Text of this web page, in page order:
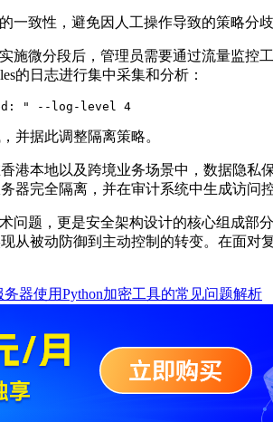
一致性，避免因人工操作导致的策略分歧
实施微分段后，管理员需要通过流量监控
的日志进行集中采集和分析：
" --log-level 4
并据此调整隔离策略。
港本地以及跨境业务场景中，数据隐
器完全隔离，并在审计系统中生成访问
问题，更是安全架构设计的核心组成
从被动防御到主动控制的转变。在面
务器使用Python加密工具的常见问题解析